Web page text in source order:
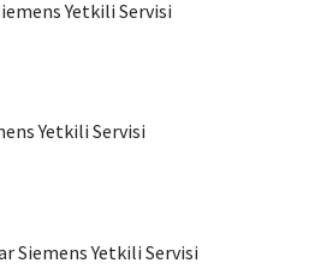
Yetkili Servisi
Yetkili Servisi
Siemens Yetkili Servisi